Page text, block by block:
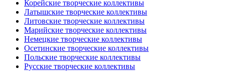
Корейские творческие коллективы
Латышские творческие коллективы
Литовские творческие коллективы
Марийские творческие коллективы
Немецкие творческие коллективы
Осетинские творческие коллективы
Польские творческие коллективы
Русские творческие коллективы